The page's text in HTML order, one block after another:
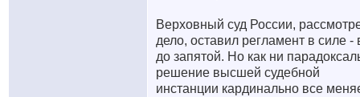
Верховный суд России,
дело, оставил регламент в силе -
до запятой. Но как ни
решение высшей судебной
инстанции кардинально все